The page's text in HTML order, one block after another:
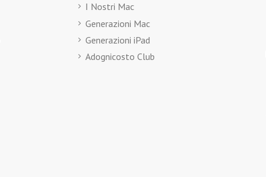
I Nostri Mac
Generazioni Mac
Generazioni iPad
Adognicosto Club